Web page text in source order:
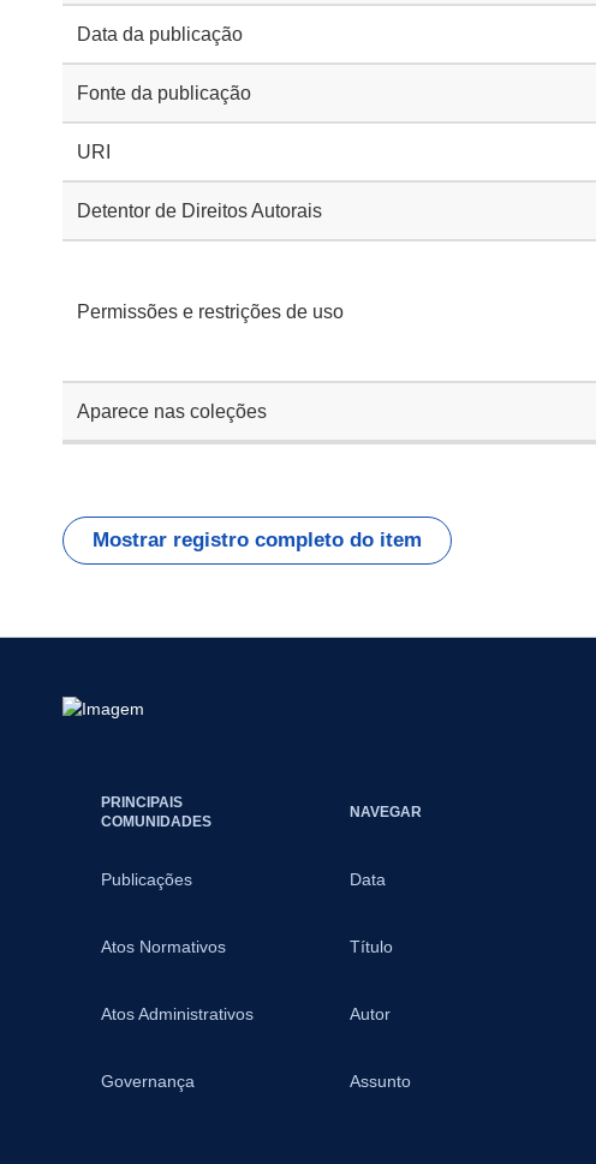
Data da publicação
Fonte da publicação
URI
Detentor de Direitos Autorais
Permissões e restrições de uso
Aparece nas coleções
Mostrar registro completo do item
PRINCIPAIS
COMUNIDADES
Publicações
Atos Normativos
Atos Administrativos
Governança
NAVEGAR
Data
Título
Autor
Assunto